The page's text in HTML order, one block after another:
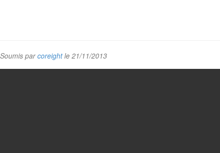
Soumis parcoreightle 21/11/2013